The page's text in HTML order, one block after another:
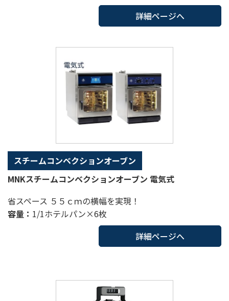
詳細ページへ
スチームコンベクションオーブン
MNKスチームコンベクションオーブン 電気式
省スペース ５５ｃｍの横幅を実現！
容量： 1/1ホテルパン×6枚
詳細ページへ